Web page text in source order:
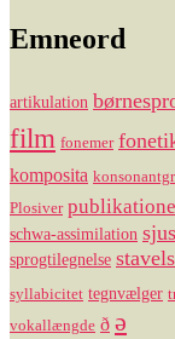
Emneord
artikulation
film fonemer
komposita
Plosiver
schwa-assimilation
sprogtilegnelse
syllabicitet tegnvælger
vokallængde ð ə